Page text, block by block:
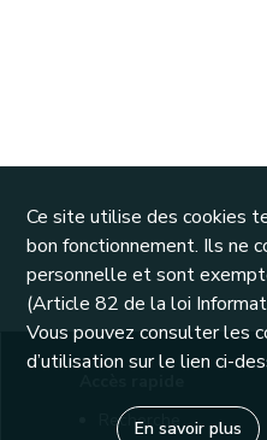
Recherche
Ce site utilise des cookies
bon fonctionnement. Ils ne
personnelle et sont
(Article 82 de la loi
Vous pouvez consulter les
d’utilisation sur le lien ci-
En savoir plus